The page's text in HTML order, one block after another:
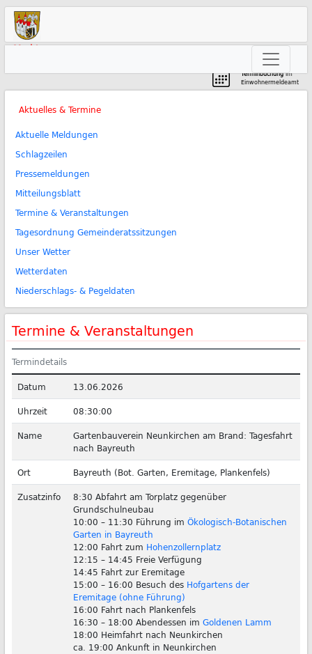
Markt
Terminbuchungim
Einwohnermeldeamt
Aktuelles & Termine
Aktuelle Meldungen
Schlagzeilen
Pressemeldungen
Mitteilungsblatt
Termine & Veranstaltungen
Tagesordnung Gemeinderatssitzungen
Unser Wetter
Wetterdaten
Niederschlags- & Pegeldaten
Termine & Veranstaltungen
Termindetails
Datum
13.06.2026
Uhrzeit
08:30:00
Name
Gartenbauverein Neunkirchen am Brand: Tagesfahrt
nach Bayreuth
Ort
Bayreuth (Bot. Garten, Eremitage, Plankenfels)
Zusatzinfo
8:30 Abfahrt am Torplatz gegenüber
Grundschulneubau
10:00 – 11:30 Führung im Ökologisch-Botanischen
Garten in Bayreuth
12:00 Fahrt zum Hohenzollernplatz
12:15 – 14:45 Freie Verfügung
14:45 Fahrt zur Eremitage
15:00 – 16:00 Besuch des Hofgartens der
Eremitage (ohne Führung)
16:00 Fahrt nach Plankenfels
16:30 – 18:00 Abendessen im Goldenen Lamm
18:00 Heimfahrt nach Neunkirchen
ca. 19:00 Ankunft in Neunkirchen